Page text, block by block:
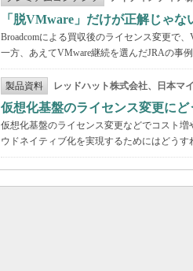
「脱VMware」だけが正解じゃ
Broadcomによる買収後のライセンス変更で
一方、あえてVMware継続を選んだJRAの事
製品資料 レッドハット株式会社、日本マ
仮想化基盤のライセンス変更に
仮想化基盤のライセンス変更などでコスト
ウドネイティブ化を実現するためにはどう